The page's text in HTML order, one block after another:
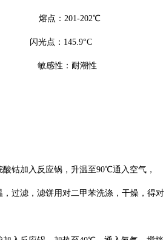
：201-202℃
闪光点： 145.9°C
性：耐潮性
钴加入反应锅，升温至90℃通入空气，
，过滤，滤饼用对二甲苯洗涤，干燥，得对